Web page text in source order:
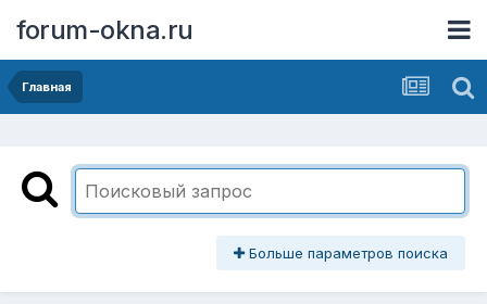
forum-okna.ru
Главная
Больше параметров поиска